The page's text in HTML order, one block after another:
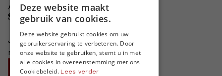
Adverteren in MO*
Steun MO*
Je helpt ons groeien. MO* bestaat
niet zonder jouw steun!
Word proMO*
ENGLISH
Deze website maakt
gebruik van cookies.
Deze website gebruikt cookies om uw
gebruikerservaring te verbeteren. Door
onze website te gebruiken, stemt u in met
alle cookies in overeenstemming met ons
Cookiebeleid. Lees verder